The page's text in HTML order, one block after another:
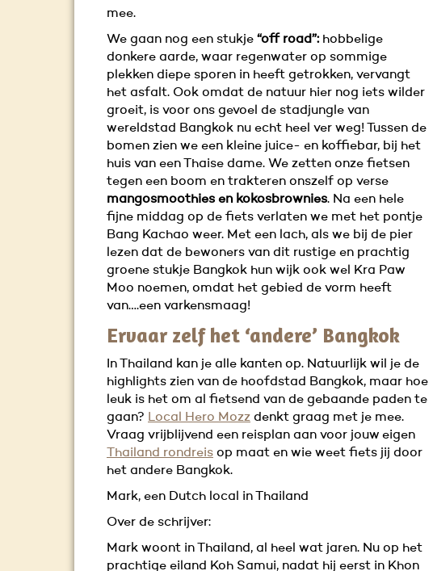
mee.
We gaan nog een stukje “off road”: hobbelige
donkere aarde, waar regenwater op sommige
plekken diepe sporen in heeft getrokken, vervangt
het asfalt. Ook omdat de natuur hier nog iets wilder
groeit, is voor ons gevoel de stadjungle van
wereldstad Bangkok nu echt heel ver weg! Tussen de
bomen zien we een kleine juice- en koffiebar, bij het
huis van een Thaise dame. We zetten onze fietsen
tegen een boom en trakteren onszelf op verse
mangosmoothies en kokosbrownies. Na een hele
fijne middag op de fiets verlaten we met het pontje
Bang Kachao weer. Met een lach, als we bij de pier
lezen dat de bewoners van dit rustige en prachtig
groene stukje Bangkok hun wijk ook wel Kra Paw
Moo noemen, omdat het gebied de vorm heeft
van….een varkensmaag!
Ervaar zelf het ‘andere’ Bangkok
In Thailand kan je alle kanten op. Natuurlijk wil je de
highlights zien van de hoofdstad Bangkok, maar hoe
leuk is het om al fietsend van de gebaande paden te
gaan? Local Hero Mozz denkt graag met je mee.
Vraag vrijblijvend een reisplan aan voor jouw eigen
Thailand rondreis op maat en wie weet fiets jij door
het andere Bangkok.
Mark, een Dutch local in Thailand
Over de schrijver:
Mark woont in Thailand, al heel wat jaren. Nu op het
prachtige eiland Koh Samui, nadat hij eerst in Khon